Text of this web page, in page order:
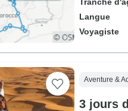
Langue
Voyagiste
Aventure &
3 jours